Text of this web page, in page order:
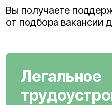
Вы получаете
от подбора вакансии
Легальное